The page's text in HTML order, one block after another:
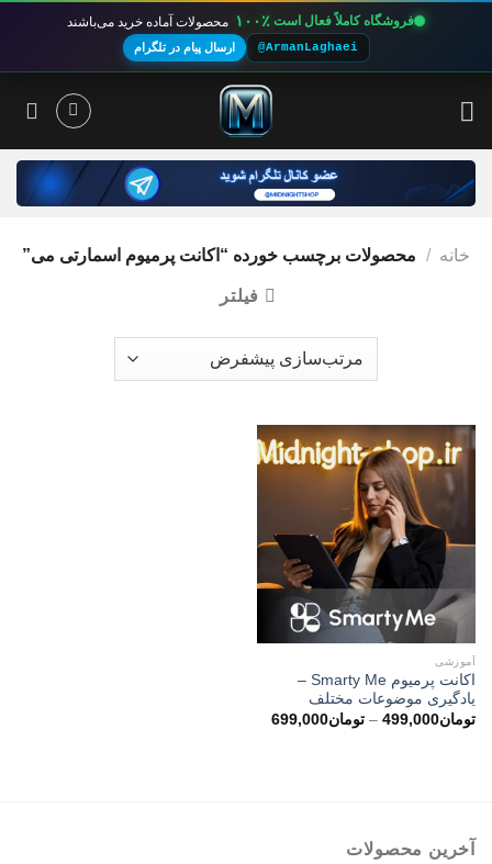
فروشگاه کاملاً فعال است ۱۰۰٪ محصولات آماده خرید می‌باشند
@ArmanLaghaei ارسال پیام در تلگرام
خانه / محصولات برچسب خورده “اکانت پرمیوم اسمارتی می”
فیلتر
آموزشی
اکانت پرمیوم Smarty Me –
یادگیری موضوعات مختلف
تومان499,000
– تومان699,000محدوده
آخرین محصولات